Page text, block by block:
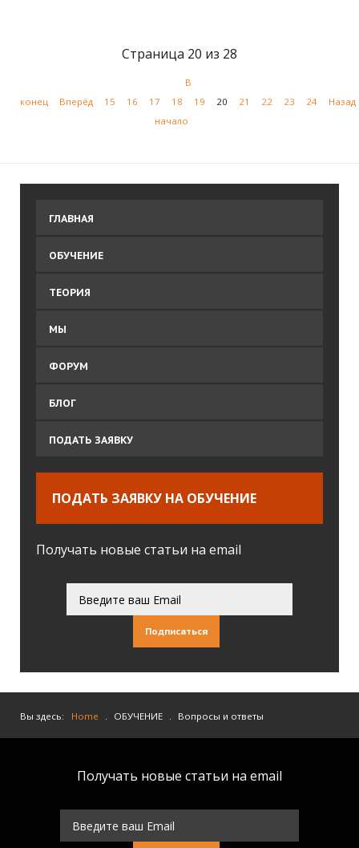
Страница 20 из 28
В
конец
Вперёд 15 16 17 18 19 20 21 22 23 24
Назад
начало
ГЛАВНАЯ
ОБУЧЕНИЕ
ТЕОРИЯ
МЫ
ФОРУМ
БЛОГ
ПОДАТЬ ЗАЯВКУ
ПОДАТЬ ЗАЯВКУ НА ОБУЧЕНИЕ
Получать новые статьи на email
Подписаться
Вы здесь: Home . ОБУЧЕНИЕ . Вопросы и ответы
Получать новые статьи на email